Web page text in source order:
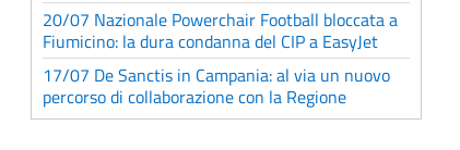
20/07 Nazionale Powerchair Football bloccata a
Fiumicino: la dura condanna del CIP a EasyJet
17/07 De Sanctis in Campania: al via un nuovo
percorso di collaborazione con la Regione